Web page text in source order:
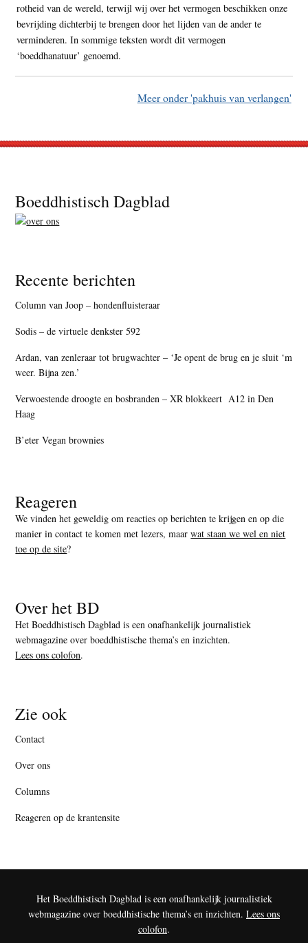
rotheid van de wereld, terwijl wij over het vermogen beschikken onze
bevrijding dichterbij te brengen door het lijden van de ander te
verminderen. In sommige teksten wordt dit vermogen
‘boeddhanatuur’ genoemd.
Meer onder 'pakhuis van verlangen'
Footer
Boeddhistisch Dagblad
Recente berichten
Column van Joop – hondenfluisteraar
Sodis – de virtuele denkster 592
Ardan, van zenleraar tot brugwachter – ‘Je opent de brug en je sluit ‘m
weer. Bijna zen.’
Verwoestende droogte en bosbranden – XR blokkeert A12 in Den
Haag
B’eter Vegan brownies
Reageren
We vinden het geweldig om reacties op berichten te krijgen en op die
manier in contact te komen met lezers, maarwat staan we wel en niet
toe op de site?
Over het BD
Het Boeddhistisch Dagblad is een onafhankelijk journalistiek
webmagazine over boeddhistische thema’s en inzichten.
Lees ons colofon.
Zie ook
Contact
Over ons
Columns
Reageren op de krantensite
Het Boeddhistisch Dagblad is een onafhankelijk journalistiek
webmagazine over boeddhistische thema’s en inzichten. Lees ons
colofon.